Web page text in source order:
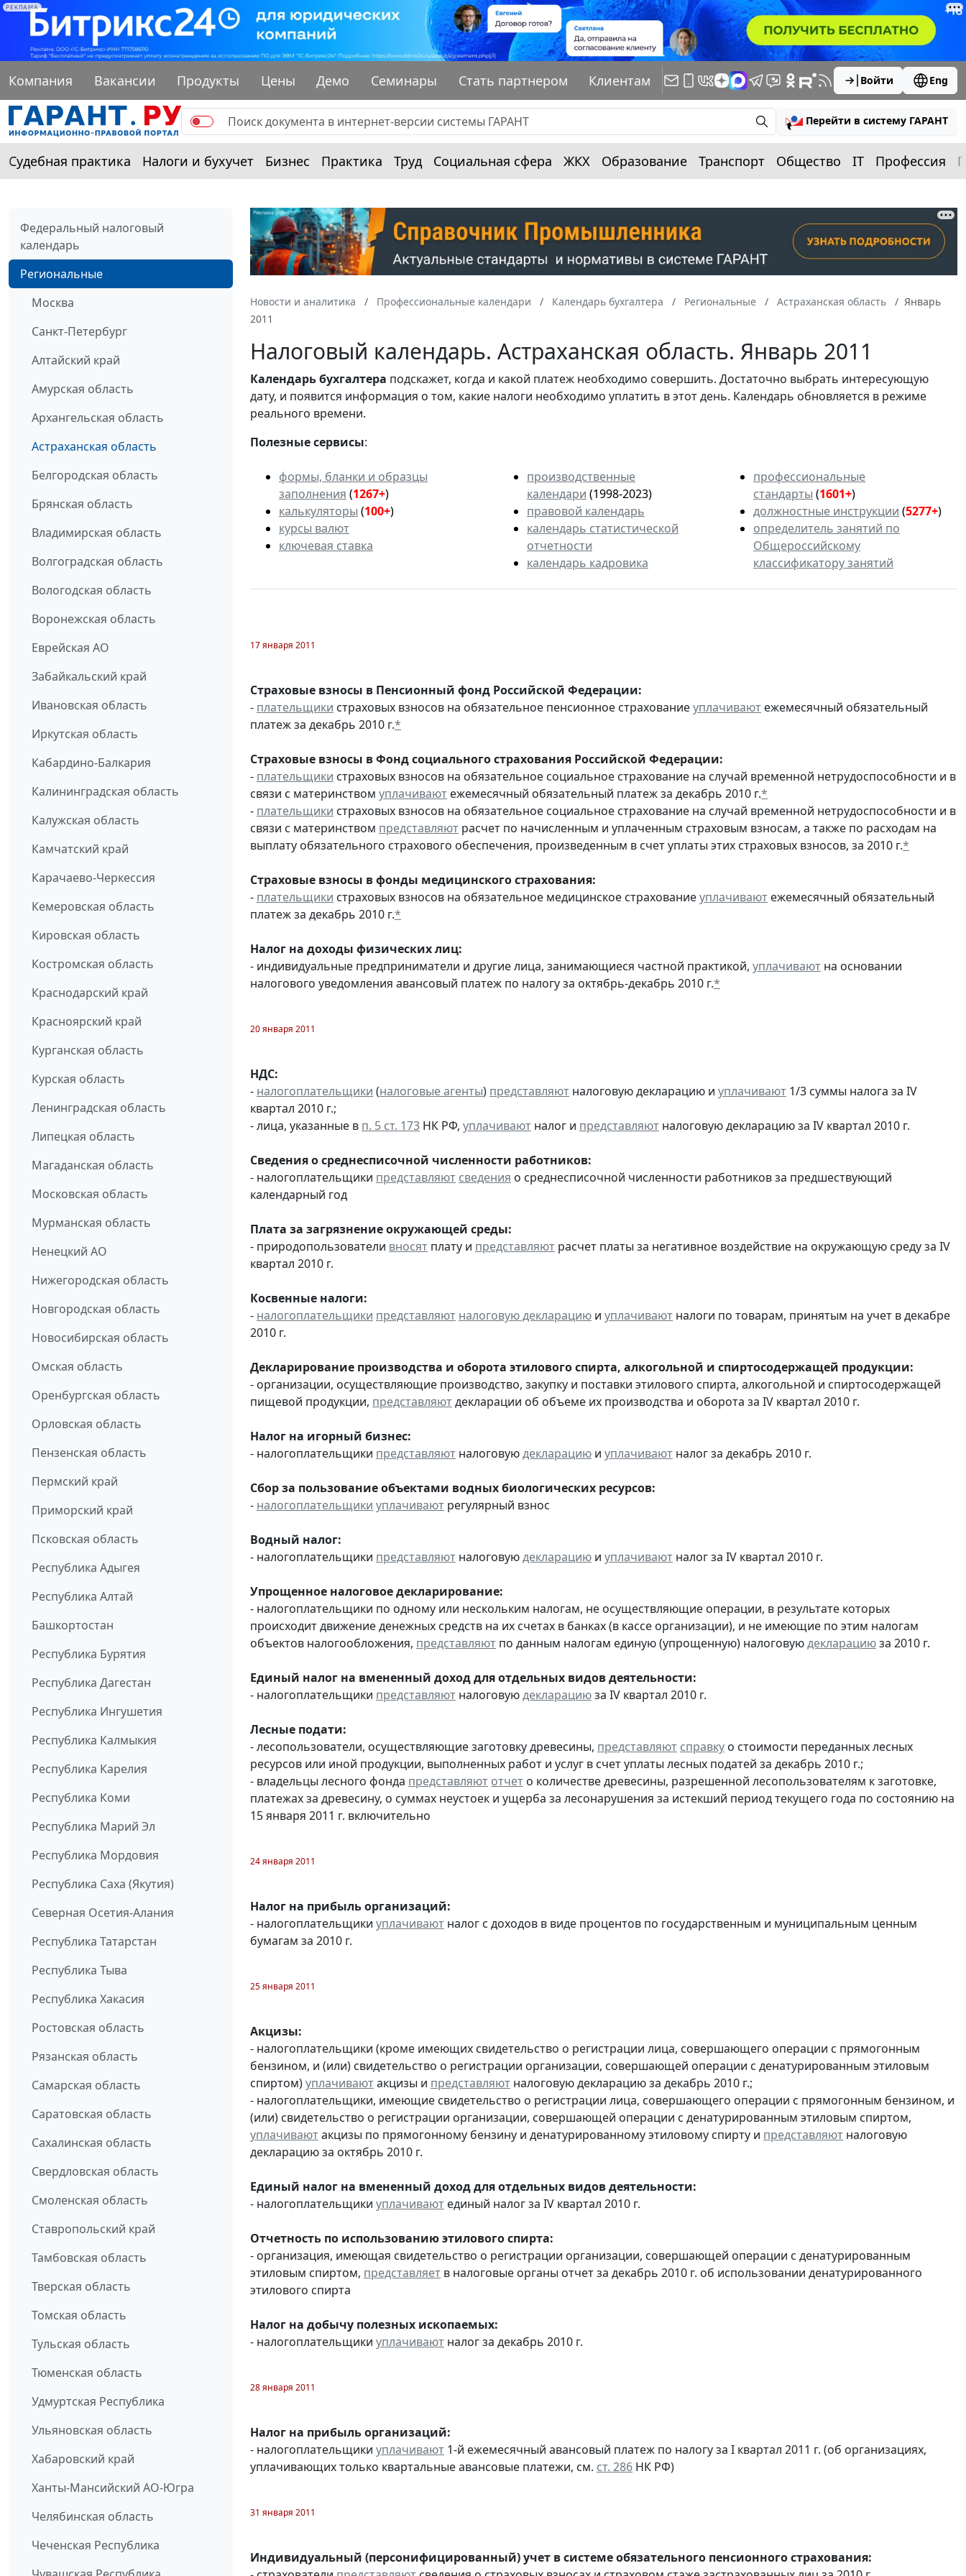
РЕКЛАМА
Компания Вакансии Продукты Цены Демо Семинары Стать партнером Клиентам Войти Eng
Перейти в систему ГАРАНТ
Судебная практика Налоги и бухучет Бизнес Практика Труд Социальная сфера ЖКХ Образование Транспорт Общество IT Профессия
Федеральный налоговый
календарь
Региональные
Москва
Санкт-Петербург
Алтайский край
Амурская область
Архангельская область
Астраханская область
Белгородская область
Брянская область
Владимирская область
Волгоградская область
Вологодская область
Воронежская область
Еврейская АО
Забайкальский край
Ивановская область
Иркутская область
Кабардино-Балкария
Калининградская область
Калужская область
Камчатский край
Карачаево-Черкессия
Кемеровская область
Кировская область
Костромская область
Краснодарский край
Красноярский край
Курганская область
Курская область
Ленинградская область
Липецкая область
Магаданская область
Московская область
Мурманская область
Ненецкий АО
Нижегородская область
Новгородская область
Новосибирская область
Омская область
Оренбургская область
Орловская область
Пензенская область
Пермский край
Приморский край
Псковская область
Республика Адыгея
Республика Алтай
Башкортостан
Республика Бурятия
Республика Дагестан
Республика Ингушетия
Республика Калмыкия
Республика Карелия
Республика Коми
Республика Марий Эл
Республика Мордовия
Республика Саха (Якутия)
Северная Осетия-Алания
Республика Татарстан
Республика Тыва
Республика Хакасия
Ростовская область
Рязанская область
Самарская область
Саратовская область
Сахалинская область
Свердловская область
Смоленская область
Ставропольский край
Тамбовская область
Тверская область
Томская область
Тульская область
Тюменская область
Удмуртская Республика
Ульяновская область
Хабаровский край
Ханты-Мансийский АО-Югра
Челябинская область
Чеченская Республика
Новости и аналитика Профессиональные календари Календарь бухгалтера Региональные Астраханская область
Январь
2011
Налоговый календарь. Астраханская область. Январь 2011
Календарьбухгалтера подскажет, когда и какой платеж необходимо совершить. Достаточно выбрать интересующую
дату, и появится информация о том, какие налоги необходимо уплатить в этот день. Календарь обновляется в режиме
реального времени.
Полезные сервисы:
формы, бланки и образцы
заполнения (1267+)
калькуляторы (100+)
курсы валют
ключевая ставка
производственные
календари (1998-2023)
правовой календарь
календарь статистической
отчетности
календарь кадровика
профессиональные
стандарты (1601+)
должностные инструкции (5277+)
определитель занятий по
Общероссийскому
классификатору занятий
17 января 2011
Страховые взносы в Пенсионный фонд Российской Федерации:
- плательщики страховых взносов на обязательное пенсионное страхованиеуплачивают ежемесячный обязательный
платеж за декабрь 2010 г.*
Страховые взносы в Фонд социального страхования Российской Федерации:
- плательщики страховых взносов на обязательное социальное страхование на случай временной нетрудоспособности и в
связи с материнством уплачивают ежемесячный обязательный платеж за декабрь 2010 г.*
- плательщики страховых взносов на обязательное социальное страхование на случай временной нетрудоспособности и в
связи с материнством представляют расчет по начисленным и уплаченным страховым взносам, а также по расходам на
выплату обязательного страхового обеспечения, произведенным в счет уплаты этих страховых взносов, за 2010 г.*
Страховые взносы в фонды медицинского страхования:
- плательщики страховых взносов на обязательное медицинское страхованиеуплачивают ежемесячный обязательный
платеж за декабрь 2010 г.*
Налог на доходы физических лиц:
- индивидуальные предприниматели и другие лица, занимающиеся частной практикой, уплачивают на основании
налогового уведомления авансовый платеж по налогу за октябрь-декабрь 2010 г.*
20 января 2011
НДС:
- налогоплательщики (налоговые агенты) представляют налоговую декларацию и уплачивают 1/3 суммы налога за IV
квартал 2010 г.;
- лица, указанные в п. 5 ст. 173 НК РФ, уплачивают налог и представляют налоговую декларацию за IV квартал 2010 г.
Сведения о среднесписочной численности работников:
- налогоплательщики представляют сведения о среднесписочной численности работников за предшествующий
календарный год
Плата за загрязнение окружающей среды:
- природопользователи вносят плату и представляют расчет платы за негативное воздействие на окружающую среду за IV
квартал 2010 г.
Косвенные налоги:
- налогоплательщики представляют налоговую декларацию и уплачивают налоги по товарам, принятым на учет в декабре
2010 г.
Декларирование производства и оборота этилового спирта, алкогольной и спиртосодержащей продукции:
- организации, осуществляющие производство, закупку и поставки этилового спирта, алкогольной и спиртосодержащей
пищевой продукции, представляютдекларации об объеме их производства и оборота за IV квартал 2010 г.
Налог на игорный бизнес:
- налогоплательщики представляют налоговуюдекларацию и уплачивают налог за декабрь 2010 г.
Сбор за пользование объектами водных биологических ресурсов:
- налогоплательщики уплачивают регулярный взнос
Водный налог:
- налогоплательщики представляют налоговуюдекларацию и уплачивают налог за IV квартал 2010 г.
Упрощенное налоговое декларирование:
- налогоплательщики по одному или нескольким налогам, не осуществляющие операции, в результате которых
происходит движение денежных средств на их счетах в банках (в кассе организации), и не имеющие по этим налогам
объектов налогообложения, представляют по данным налогам единую (упрощенную) налоговуюдекларациюза 2010 г.
Единый налог на вмененный доход для отдельных видов деятельности:
- налогоплательщики представляют налоговуюдекларациюза IV квартал 2010 г.
Лесные подати:
- лесопользователи, осуществляющие заготовку древесины, представляют справку о стоимости переданных лесных
ресурсов или иной продукции, выполненных работ и услуг в счет уплаты лесных податей за декабрь 2010 г.;
- владельцы лесного фонда представляют отчет о количестве древесины, разрешенной лесопользователям к заготовке,
платежах за древесину, о суммах неустоек и ущерба за лесонарушения за истекший период текущего года по состоянию на
15 января 2011 г. включительно
24 января 2011
Налог на прибыль организаций:
- налогоплательщики уплачивают налог с доходов в виде процентов по государственным и муниципальным ценным
бумагам за 2010 г.
25 января 2011
Акцизы:
- налогоплательщики (кроме имеющих свидетельство о регистрации лица, совершающего операции с прямогонным
бензином, и (или) свидетельство о регистрации организации, совершающей операции с денатурированным этиловым
спиртом)уплачиваютакцизы и представляют налоговую декларацию за декабрь 2010 г.;
- налогоплательщики, имеющие свидетельство о регистрации лица, совершающего операции с прямогонным бензином, и
(или) свидетельство о регистрации организации, совершающей операции с денатурированным этиловым спиртом,
уплачиваютакцизы по прямогонному бензину и денатурированному этиловому спирту и представляют налоговую
декларацию за октябрь 2010 г.
Единый налог на вмененный доход для отдельных видов деятельности:
- налогоплательщики уплачивают единый налог за IV квартал 2010 г.
Отчетность по использованию этилового спирта:
- организация, имеющая свидетельство о регистрации организации, совершающей операции с денатурированным
этиловым спиртом, представляет в налоговые органы отчет за декабрь 2010 г. об использовании денатурированного
этилового спирта
Налог на добычу полезных ископаемых:
- налогоплательщики уплачивают налог за декабрь 2010 г.
28 января 2011
Налог на прибыль организаций:
- налогоплательщики уплачивают 1-й ежемесячный авансовый платеж по налогу за I квартал 2011 г. (об организациях,
уплачивающих только квартальные авансовые платежи, см. ст. 286 НК РФ)
31 января 2011
Индивидуальный (персонифицированный) учет в системе обязательного пенсионного страхования: